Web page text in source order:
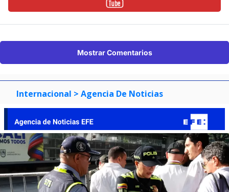
Mostrar Comentarios
Internacional > Agencia De Noticias